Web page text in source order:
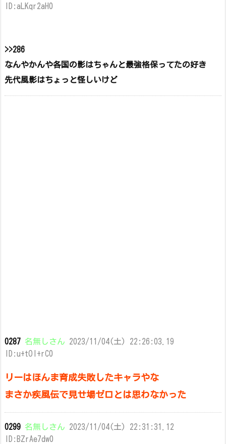
ID:aLKqr2aH0
>>286
なんやかんや各国の影はちゃんと最強格保ってたの好き
先代風影はちょっと怪しいけど
0287 名無しさん 2023/11/04(土) 22:26:03.19
ID:u+tOI+rC0
リーはほんま育成失敗したキャラやな
まさか疾風伝で見せ場ゼロとは思わなかった
0299 名無しさん 2023/11/04(土) 22:31:31.12
ID:BZrAe7dw0